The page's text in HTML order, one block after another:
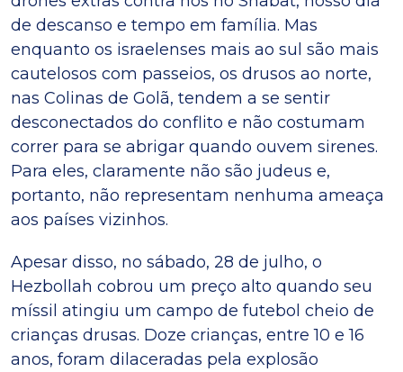
de descanso e tempo em família. Mas
enquanto os israelenses mais ao sul são mais
cautelosos com passeios, os drusos ao norte,
nas Colinas de Golã, tendem a se sentir
desconectados do conflito e não costumam
correr para se abrigar quando ouvem sirenes.
Para eles, claramente não são judeus e,
portanto, não representam nenhuma ameaça
aos países vizinhos.
Apesar disso, no sábado, 28 de julho, o
Hezbollah cobrou um preço alto quando seu
míssil atingiu um campo de futebol cheio de
crianças drusas. Doze crianças, entre 10 e 16
anos, foram dilaceradas pela explosão